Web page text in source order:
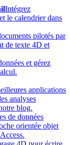
Intégrez
le calendrier dans
pilotés par
de texte 4D et
et gérez
applications
analyses
blog.
de données
orientée objet